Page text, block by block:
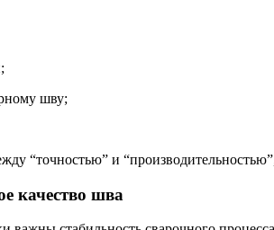
шву;
“точностью” и
качество шва